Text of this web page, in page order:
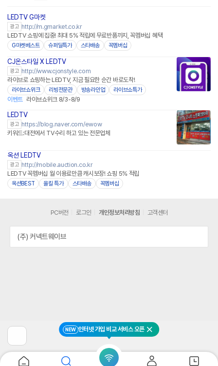
LEDTV G마켓
광고 http://m.gmarket.co.kr
LEDTV 쇼핑에 집중! 최대 5% 적립에 무료반품까지, 꼭멤버십 혜택
G마켓베스트 슈퍼딜특가 스타배송 꼭멤버십
CJ온스타일 X LEDTV
광고 http://www.cjonstyle.com
라이브로 쇼핑하는 LEDTV, 지금 필요한 순간 바로도착!
라이브쇼위크 리빙전문관 방송라인업 라이브쇼특가
이벤트 라이브쇼위크 8/3-8/9
LEDTV
광고 https://blog.naver.com/ewow
키워드:대전에서 TV수리 하고 있는 전문업체
옥션 LEDTV
광고 http://mobile.auction.co.kr
LEDTV 꼭멤버십 월 이용료만큼 캐시보장! 쇼핑 5% 적립
옥션BEST 올킬 특가 스타배송 꼭멤버십
전
페
이
NEW 인터넷 가입 비교 서비스 오픈 닫기
PC버전 로그인 개인정보처리방침 고객센터
(주) 커넥트웨이브